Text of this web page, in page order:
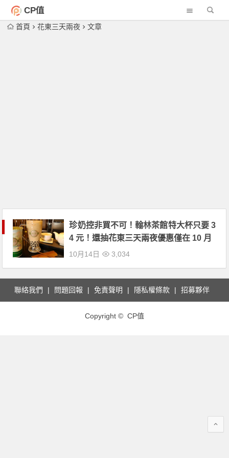
CP值
首頁 花東三天兩夜 文章
珍奶控非買不可！翰林茶館特大杯只要 3
4 元！還抽花東三天兩夜優惠僅在 10 月
10月14日 3,034
聯絡我們 問題回報 免責聲明 隱私權條款 招募夥伴
Copyright © CP值